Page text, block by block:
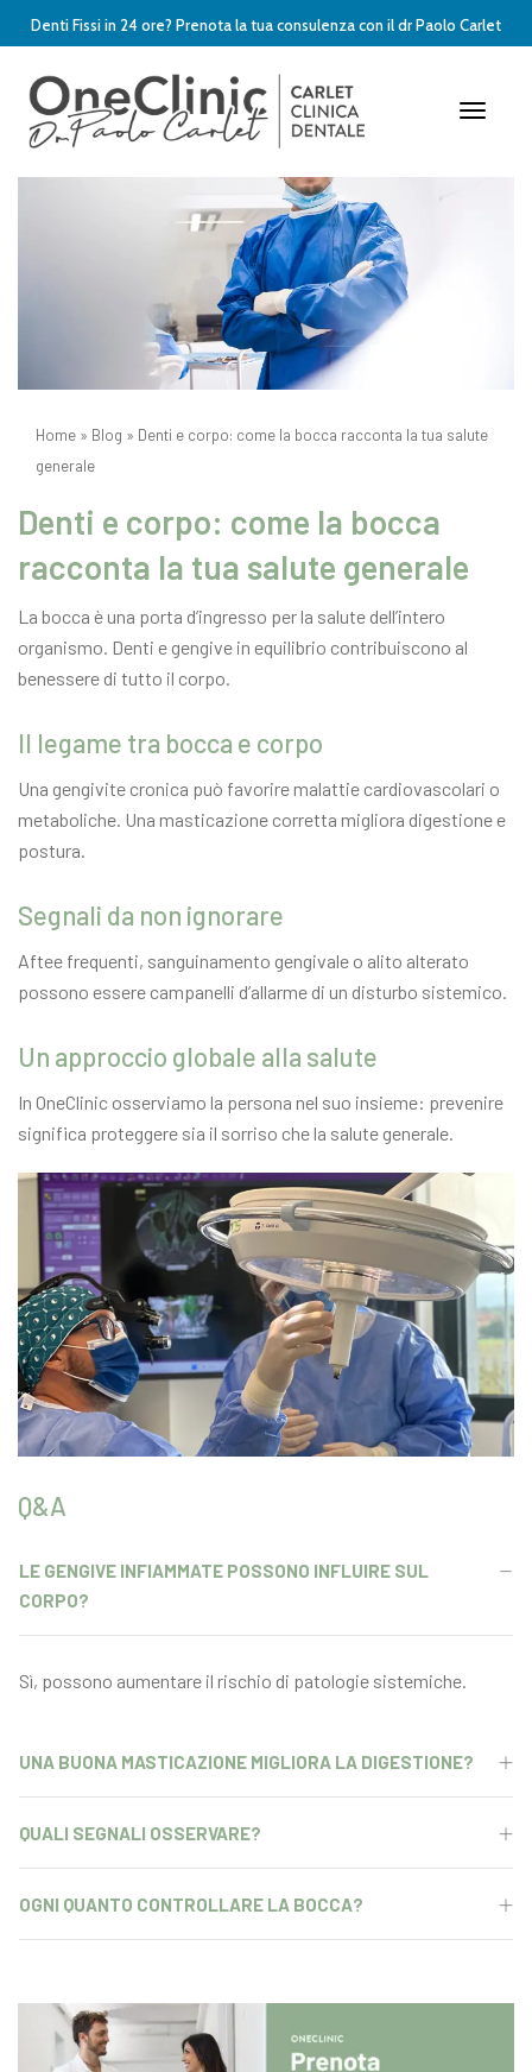
Denti Fissi in 24 ore? Prenota la tua consulenza con il dr Paolo Carlet
Toggle
Home » Blog » Denti e corpo: come la bocca racconta la tua salute
generale
Denti e corpo: come la bocca
racconta la tua salute generale
La bocca è una porta d’ingresso per la salute dell’intero
organismo. Denti e gengive in equilibrio contribuiscono al
benessere di tutto il corpo.
Il legame tra bocca e corpo
Una gengivite cronica può favorire malattie cardiovascolari o
metaboliche. Una masticazione corretta migliora digestione e
postura.
Segnali da non ignorare
Aftee frequenti, sanguinamento gengivale o alito alterato
possono essere campanelli d’allarme di un disturbo sistemico.
Un approccio globale alla salute
In OneClinic osserviamo la persona nel suo insieme: prevenire
significa proteggere sia il sorriso che la salute generale.
Q&A
LE GENGIVE INFIAMMATE POSSONO INFLUIRE SUL
CORPO?
Sì, possono aumentare il rischio di patologie sistemiche.
UNA BUONA MASTICAZIONE MIGLIORA LA DIGESTIONE?
QUALI SEGNALI OSSERVARE?
OGNI QUANTO CONTROLLARE LA BOCCA?